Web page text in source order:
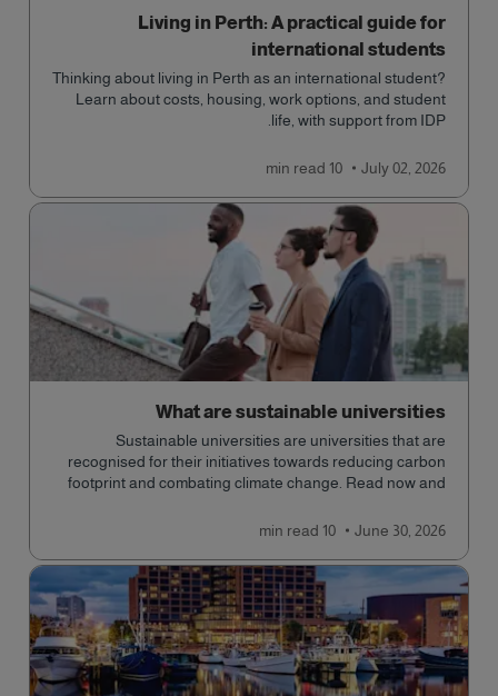
Living in Perth: A practical guide for
international students
Thinking about living in Perth as an international student?
Learn about costs, housing, work options, and student
life, with support from IDP.
July 02, 2026
10 min
read
What are sustainable universities
Sustainable universities are universities that are
recognised for their initiatives towards reducing carbon
footprint and combating climate change. Read now and
June 30, 2026
10 min
read